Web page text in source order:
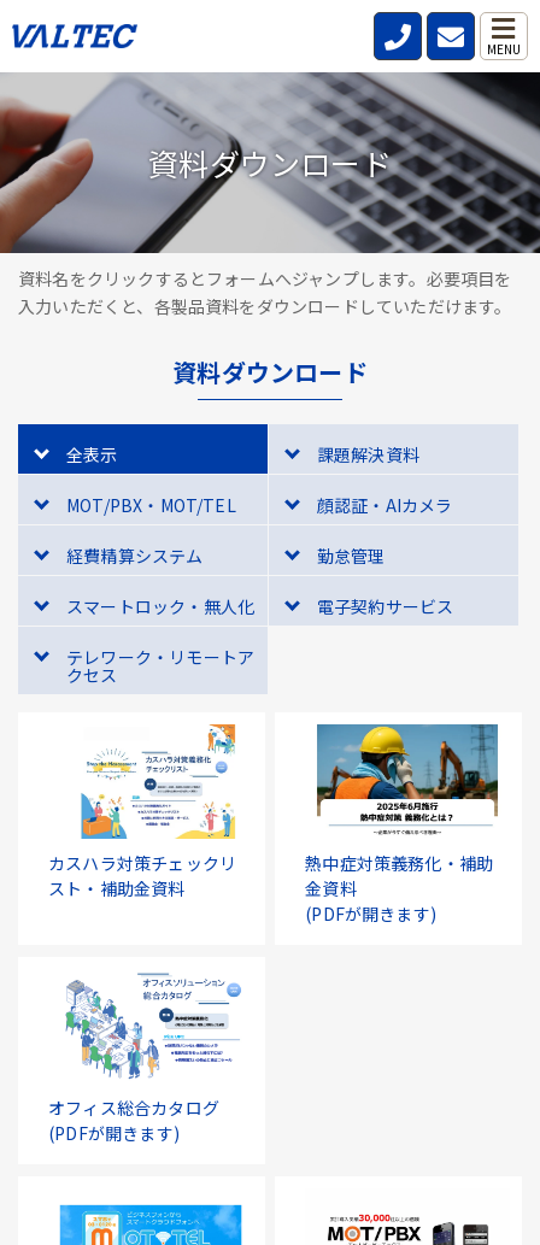
MENU
資料ダウンロード
資料名をクリックするとフォームへジャンプします。必要項目を
入力いただくと、各製品資料をダウンロードしていただけます。
資料ダウンロード
全表示 課題解決資料
MOT/PBX・MOT/TEL 顔認証・AIカメラ
経費精算システム 勤怠管理
スマートロック・無人化 電子契約サービス
テレワーク・リモートア
クセス
カスハラ対策チェックリ
スト・補助金資料
熱中症対策義務化・補助
金資料
(PDFが開きます)
オフィス総合カタログ
(PDFが開きます)